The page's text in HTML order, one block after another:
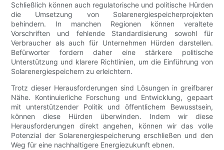
Schließlich können auch regulatorische und politische Hürden
die Umsetzung von Solarenergiespeicherprojekten
behindern. In manchen Regionen können veraltete
Vorschriften und fehlende Standardisierung sowohl für
Verbraucher als auch für Unternehmen Hürden darstellen.
Befürworter fordern daher eine stärkere politische
Unterstützung und klarere Richtlinien, um die Einführung von
Solarenergiespeichern zu erleichtern.
Trotz dieser Herausforderungen sind Lösungen in greifbarer
Nähe. Kontinuierliche Forschung und Entwicklung, gepaart
mit unterstützender Politik und öffentlichem Bewusstsein,
können diese Hürden überwinden. Indem wir diese
Herausforderungen direkt angehen, können wir das volle
Potenzial der Solarenergiespeicherung erschließen und den
Weg für eine nachhaltigere Energiezukunft ebnen.